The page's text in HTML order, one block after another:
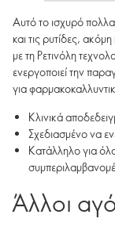
Αυτό το ισχυρό
και τις ρυτίδες,
με τη Ρετινόλη
ενεργοποιεί την
για
Κλινικά
Σχεδιασμένο να
Κατάλληλo για
Άλλοι